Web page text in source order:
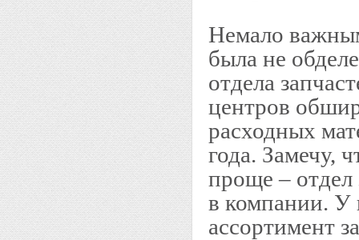
Немало
была не
отдела
центров
расходных
года. Замечу,
проще – отдел
в компании. У
ассортимент